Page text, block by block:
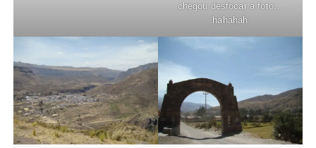
chegou desfocar a foto…
hahahah